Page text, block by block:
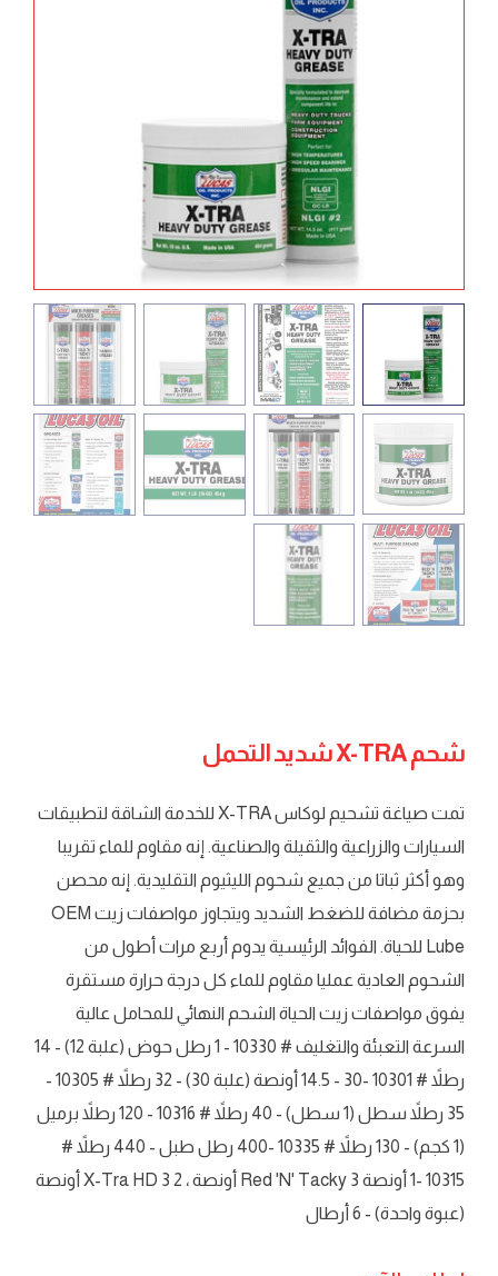
شحم X-TRA شديد التحمل
تمت صياغة تشحيم لوكاس X-TRA للخدمة الشاقة لتطبيقات
السيارات والزراعية والثقيلة والصناعية. إنه مقاوم للماء تقريبا
وهو أكثر ثباتا من جميع شحوم الليثيوم التقليدية. إنه محصن
بحزمة مضافة للضغط الشديد ويتجاوز مواصفات زيت OEM
Lube للحياة. الفوائد الرئيسية يدوم أربع مرات أطول من
الشحوم العادية عمليا مقاوم للماء كل درجة حرارة مستقرة
يفوق مواصفات زيت الحياة الشحم النهائي للمحامل عالية
السرعة التعبئة والتغليف # 10330 - 1 رطل حوض (علبة 12) - 14
رطلاً # 10301 -30 - 14.5 أونصة (علبة 30) - 32 رطلاً # 10305 -
35 رطلاً سطل (1 سطل) - 40 رطلاً # 10316 - 120 رطلاً برميل
(1 كجم) - 130 رطلاً # 10335 -400 رطل طبل - 440 رطلاً #
10315 -1 أونصة Red 'N' Tacky 3 أونصة ، 2 X-Tra HD 3 أونصة
(عبوة واحدة) - 6 أرطال